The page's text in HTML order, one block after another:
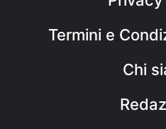
Termini e
Chi